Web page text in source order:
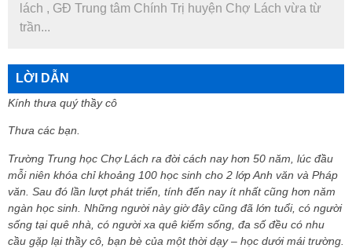
lách , GĐ Trung tâm Chính Trị huyện Chợ Lách vừa từ
trần...
LỜI DẪN
Kính thưa quý thầy cô
Thưa các bạn.
Trường Trung học Chợ Lách ra đời cách nay hơn 50 năm, lúc đầu
mỗi niên khóa chỉ khoảng 100 học sinh cho 2 lớp Anh văn và Pháp
văn. Sau đó lần lượt phát triển, tính đến nay ít nhất cũng hơn năm
ngàn học sinh. Những người này giờ đây cũng đã lớn tuổi, có người
sống tại quê nhà, có người xa quê kiếm sống, đa số đều có nhu
cầu gặp lại thầy cô, bạn bè của một thời dạy – học dưới mái trường.